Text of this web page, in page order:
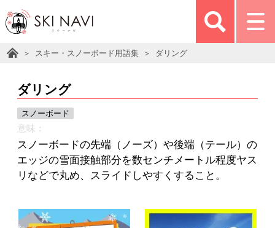
スキー・スノーボード用語集 ダリング
ダリング
スノーボード
意味：
スノーボードの先端（ノーズ）や後端（テール）の
エッジの雪面接触部分を数センチメートル程度ヤス
リなどで丸め、スライドしやすくすること。